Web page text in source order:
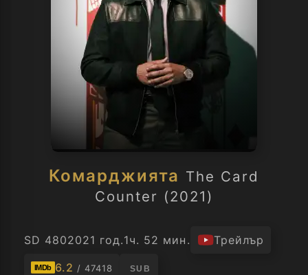
Комарджията The Card
Counter (2021)
SD 4802021 год.1ч. 52 мин. Трейлър
IMDb 6.2 / 47418 SUB